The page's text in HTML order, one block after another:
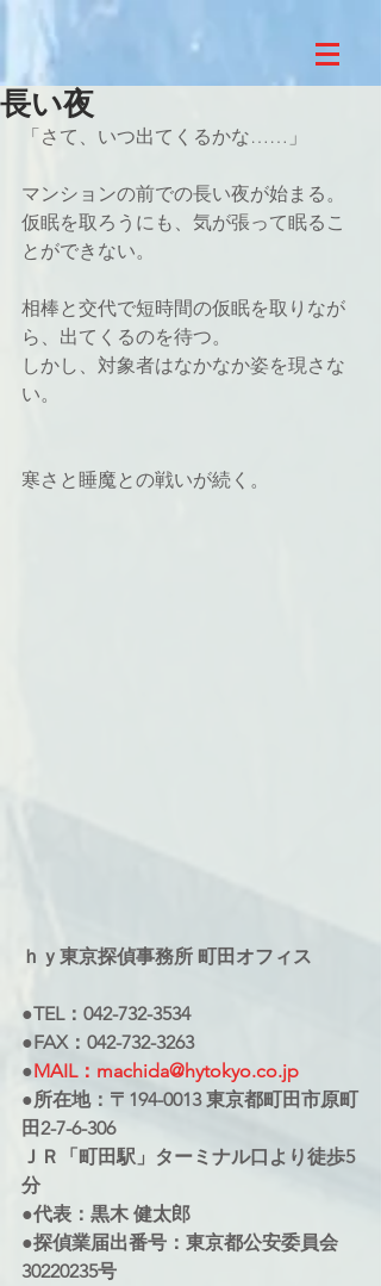
長い夜
「さて、いつ出てくるかな……」
マンションの前での長い夜が始まる。
仮眠を取ろうにも、気が張って眠るこ
とができない。
相棒と交代で短時間の仮眠を取りなが
ら、出てくるのを待つ。
しかし、対象者はなかなか姿を現さな
い。
寒さと睡魔との戦いが続く。
ｈｙ東京探偵事務所 町田オフィス
●TEL：042-732-3534
●FAX：042-732-3263
●MAIL：machida@hytokyo.co.jp
●所在地：〒194-0013 東京都町田市原町
田2-7-6-306
ＪＲ「町田駅」ターミナル口より徒歩5
分
●代表：黒木 健太郎
●探偵業届出番号：東京都公安委員会
30220235号